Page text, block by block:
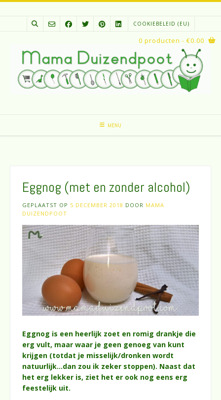
Spring
COOKIEBELEID (EU)
MENU
0 producten - €0.00
Eggnog (met en zonder alcohol)
GEPLAATST OP 5 DECEMBER 2018 DOOR MAMA
DUIZENDPOOT
Eggnog is een heerlijk zoet en romig drankje die
erg vult, maar waar je geen genoeg van kunt
krijgen (totdat je misselijk/dronken wordt
natuurlijk…dan zou ik zeker stoppen). Naast dat
het erg lekker is, ziet het er ook nog eens erg
feestelijk uit.